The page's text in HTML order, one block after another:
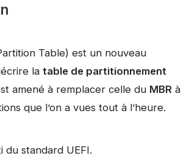
Table) est un nouveau
la table de partitionnement
amené à remplacer celle du MBR à
que l’on a vues tout à l’heure.
du standard UEFI.